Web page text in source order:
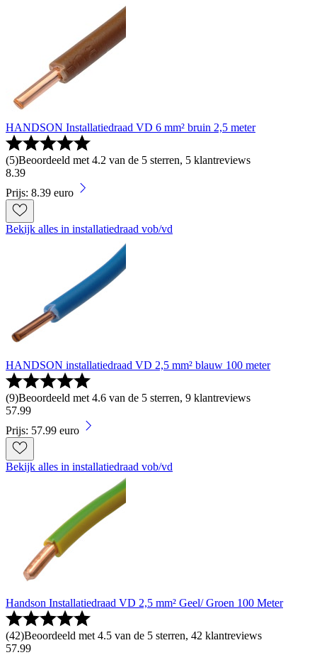
HANDSON Installatiedraad VD 6 mm² bruin 2,5 meter
(5)Beoordeeld met 4.2 van de 5 sterren, 5 klantreviews
8.39
Prijs: 8.39 euro
Bekijk alles in installatiedraad vob/vd
HANDSON installatiedraad VD 2,5 mm² blauw 100 meter
(9)Beoordeeld met 4.6 van de 5 sterren, 9 klantreviews
57.99
Prijs: 57.99 euro
Bekijk alles in installatiedraad vob/vd
Handson Installatiedraad VD 2,5 mm² Geel/ Groen 100 Meter
(42)Beoordeeld met 4.5 van de 5 sterren, 42 klantreviews
57.99